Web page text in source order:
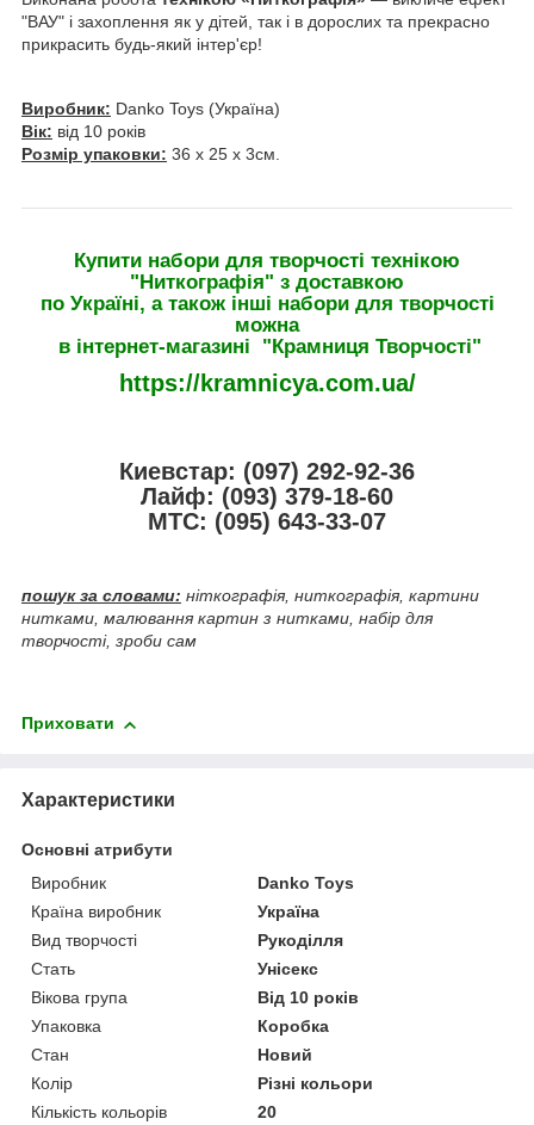
"ВАУ" і захоплення як у дітей, так і в дорослих та прекрасно
прикрасить будь-який інтер'єр!
Виробник: Danko Toys (Україна)
Вік: від 10 років
Розмір упаковки: 36 х 25 х 3см.
Купити набори для творчості технікою
"Ниткографія" з доставкою
по Україні, а також інші набори для творчості
можна
в інтернет-магазині "Крамниця Творчостi"
https://kramnicya.com.ua/
Киевстар: (097) 292-92-36
Лайф: (093) 379-18-60
МТС: (095) 643-33-07
пошук за словами: ніткографія, ниткографія, картини
нитками, малювання картин з нитками, набір для
творчості, зроби сам
Приховати
Характеристики
Основні атрибути
Виробник
Danko Toys
Країна виробник
Україна
Вид творчості
Рукоділля
Стать
Унісекс
Вікова група
Від 10 років
Упаковка
Коробка
Стан
Новий
Колір
Різні кольори
Кількість кольорів
20